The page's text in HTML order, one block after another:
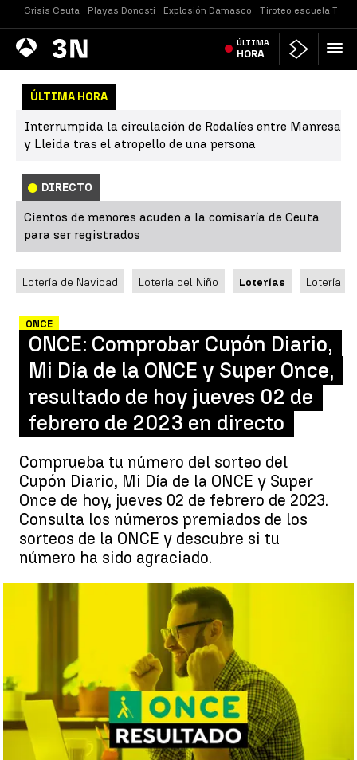
Crisis Ceuta Playas Donosti Explosión Damasco Tiroteo escuela
Antena
3 Noticias ÚLTIMA
HORA
ÚLTIMA HORA
Interrumpida la circulación de Rodalíes entre Manresa
y Lleida tras el atropello de una persona
DIRECTO
Cientos de menores acuden a la comisaría de Ceuta
para ser registrados
Lotería de Navidad Lotería del Niño Loterías Lotería
ONCE
ONCE: Comprobar Cupón Diario,
Mi Día de la ONCE y Super Once,
resultado de hoy jueves 02 de
febrero de 2023 en directo
Comprueba tu número del sorteo del
Cupón Diario, Mi Día de la ONCE y Super
Once de hoy, jueves 02 de febrero de 2023.
Consulta los números premiados de los
sorteos de la ONCE y descubre si tu
número ha sido agraciado.